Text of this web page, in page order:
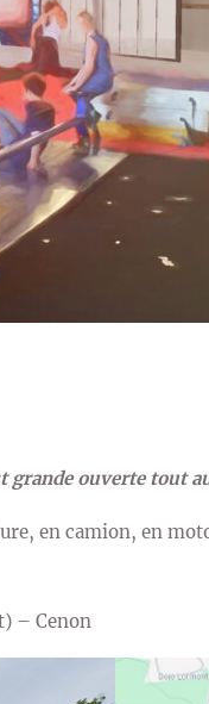
ouverte tout
en camion, en
– Cenon